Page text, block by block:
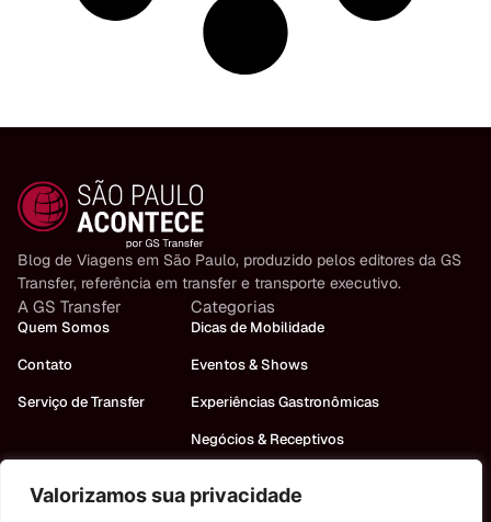
Valorizamos sua privacidade
Blog de Viagens em São Paulo, produzido pelos editores da GS
Transfer, referência em transfer e transporte executivo.
A GS Transfer
Quem Somos
Contato
Serviço de Transfer
Categorias
Dicas de Mobilidade
Eventos & Shows
Experiências Gastronômicas
Negócios & Receptivos